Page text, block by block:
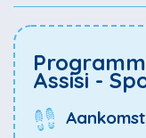
gekenmerkt door
op valleien en
om de authentieke
Assisi -